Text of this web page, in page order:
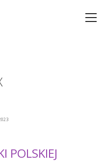
POLSKIEJ